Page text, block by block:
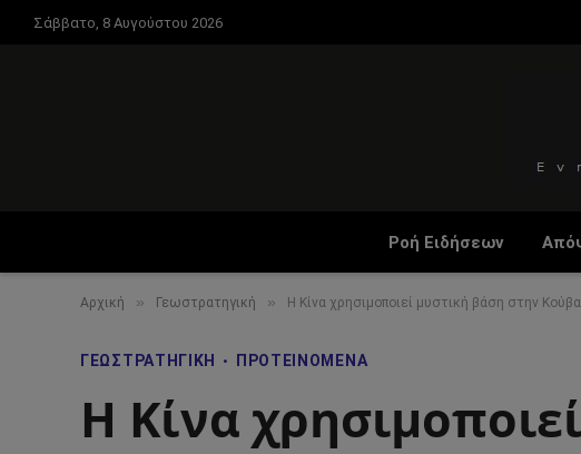
Σάββατο, 8 Αυγούστου 2026
Ροή Ειδήσεων
Αρχική » Γεωστρατηγική » Η Κίνα χρησιμοποιεί μυστική βάση στην
ΓΕΩΣΤΡΑΤΗΓΙΚΉ ΠΡΟΤΕΙΝΌΜΕΝΑ
Η Κίνα